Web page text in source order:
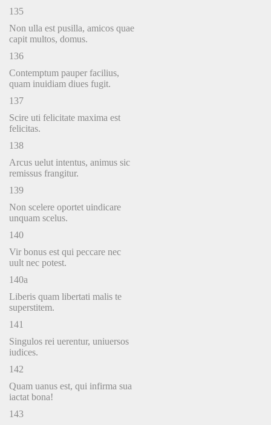
135
Non ulla est pusilla, amicos quae
capit multos, domus.
136
Contemptum pauper facilius,
quam inuidiam diues fugit.
137
Scire uti felicitate maxima est
felicitas.
138
Arcus uelut intentus, animus sic
remissus frangitur.
139
Non scelere oportet uindicare
unquam scelus.
140
Vir bonus est qui peccare nec
uult nec potest.
140a
Liberis quam libertati malis te
superstitem.
141
Singulos rei uerentur, uniuersos
iudices.
142
Quam uanus est, qui infirma sua
iactat bona!
143